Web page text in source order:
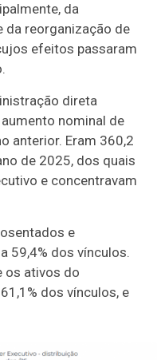
da
da reorganização de
efeitos passaram
direta
nominal de
anterior. Eram 360,2
de 2025, dos quais
e concentravam
e
59,4% dos vínculos.
os ativos do
dos vínculos, e